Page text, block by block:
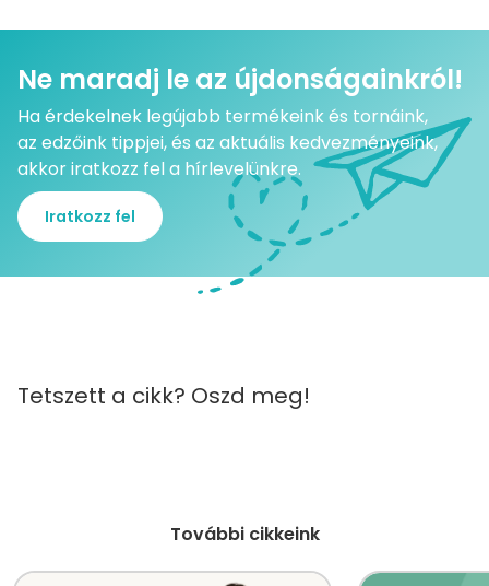
Ne maradj le az újdonságainkról!
Ha érdekelnek legújabb termékeink és tornáink,
az edzőink tippjei, és az aktuális kedvezményeink,
akkor iratkozz fel a hírlevelünkre.
Iratkozz fel
Tetszett a cikk? Oszd meg!
További cikkeink